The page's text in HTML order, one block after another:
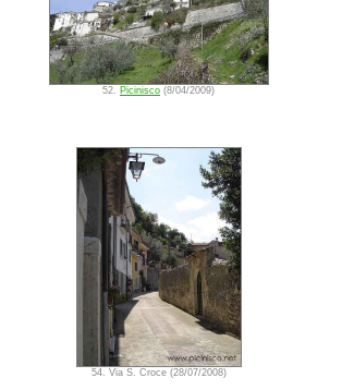
52. Picinisco (8/04/2009)
54. Via S. Croce (28/07/2008)